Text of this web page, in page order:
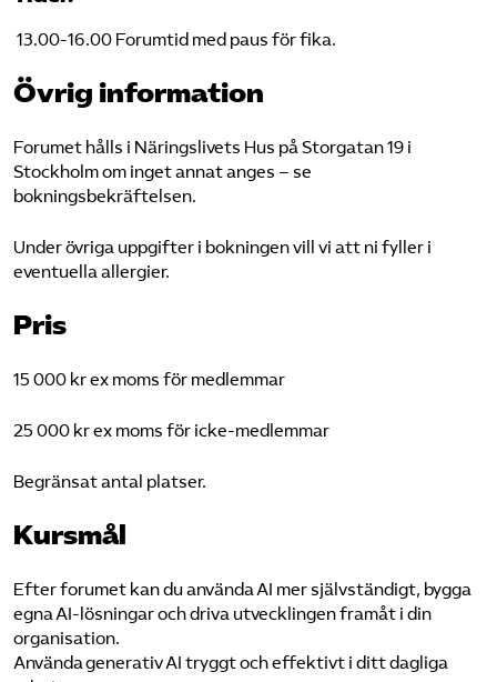
13.00-16.00 Forumtid med paus för fika.
Övrig information
Forumet hålls i Näringslivets Hus på Storgatan 19 i
Stockholm om inget annat anges – se
bokningsbekräftelsen.
Under övriga uppgifter i bokningen vill vi att ni fyller i
eventuella allergier.
Pris
15 000 kr ex moms för medlemmar
25 000 kr ex moms för icke-medlemmar
Begränsat antal platser.
Kursmål
Efter forumet kan du använda AI mer självständigt, bygga
egna AI-lösningar och driva utvecklingen framåt i din
organisation.
Använda generativ AI tryggt och effektivt i ditt dagliga